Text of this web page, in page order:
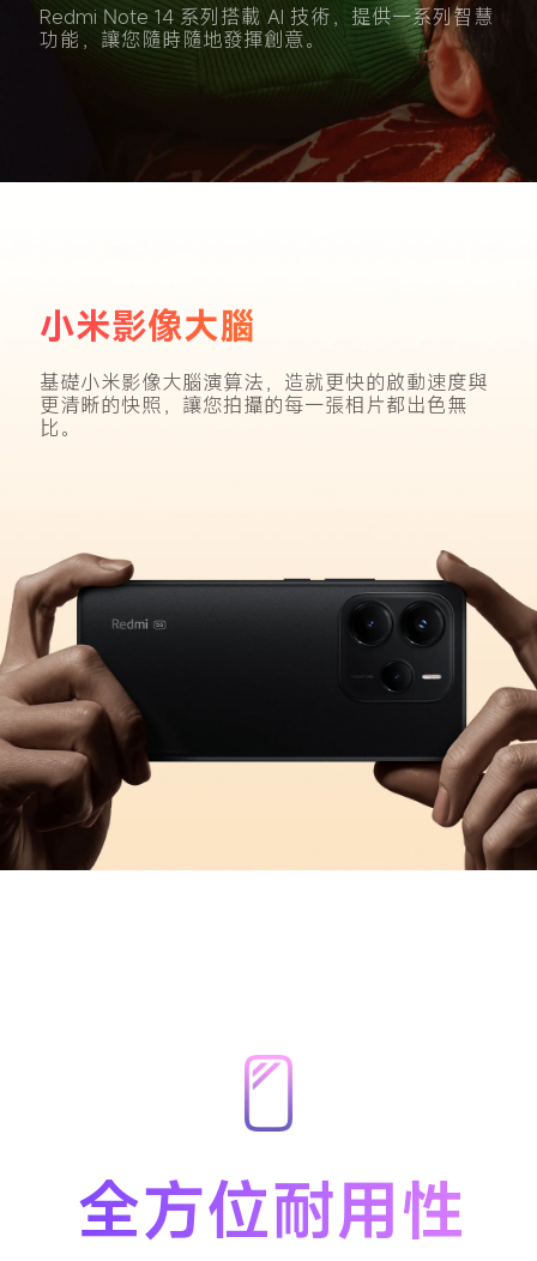
Redmi Note 14 系列搭載 AI 技術，提供一系列智慧
功能，讓您隨時隨地發揮創意。
小米影像大腦
基礎小米影像大腦演算法，造就更快的啟動速度與
更清晰的快照，讓您拍攝的每一張相片都出色無
比。
全方位耐用性